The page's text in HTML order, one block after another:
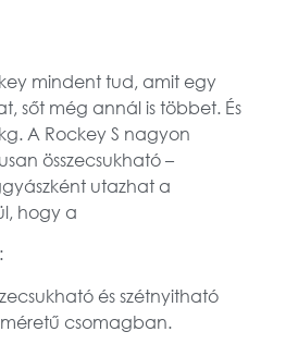
mindent tud, amit egy
sőt még annál is többet. És
A Rockey S nagyon
összecsukható –
utazhat a
hogy a
és szétnyitható
csomagban.